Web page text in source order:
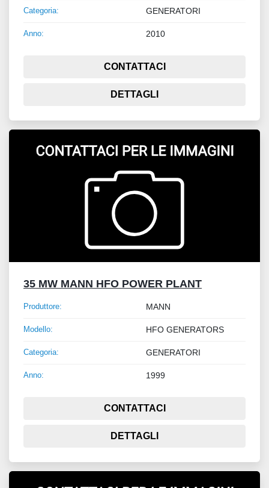
Categoria: GENERATORI
Anno: 2010
CONTATTACI
DETTAGLI
35 MW MANN HFO POWER PLANT
Produttore: MANN
Modello: HFO GENERATORS
Categoria: GENERATORI
Anno: 1999
CONTATTACI
DETTAGLI